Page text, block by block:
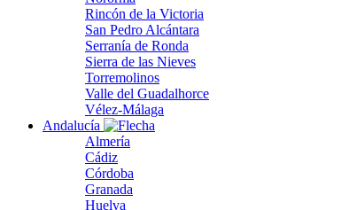
Rincón de la Victoria
San Pedro Alcántara
Serranía de Ronda
Sierra de las Nieves
Torremolinos
Valle del Guadalhorce
Vélez-Málaga
Andalucía
Almería
Cádiz
Córdoba
Granada
Huelva